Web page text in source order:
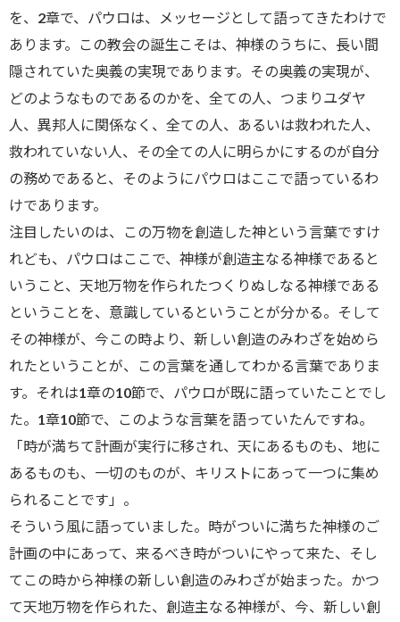
を、2章で、パウロは、メッセージとして語ってきたわけで
あります。この教会の誕生こそは、神様のうちに、長い間
隠されていた奥義の実現であります。その奥義の実現が、
どのようなものであるのかを、全ての人、つまりユダヤ
人、異邦人に関係なく、全ての人、あるいは救われた人、
救われていない人、その全ての人に明らかにするのが自分
の務めであると、そのようにパウロはここで語っているわ
けであります。
注目したいのは、この万物を創造した神という言葉ですけ
れども、パウロはここで、神様が創造主なる神様であると
いうこと、天地万物を作られたつくりぬしなる神様である
ということを、意識しているということが分かる。そして
その神様が、今この時より、新しい創造のみわざを始めら
れたということが、この言葉を通してわかる言葉でありま
す。それは1章の10節で、パウロが既に語っていたことでし
た。1章10節で、このような言葉を語っていたんですね。
「時が満ちて計画が実行に移され、天にあるものも、地に
あるものも、一切のものが、キリストにあって一つに集め
られることです」。
そういう風に語っていました。時がついに満ちた神様のご
計画の中にあって、来るべき時がついにやって来た、そし
てこの時から神様の新しい創造のみわざが始まった。かつ
て天地万物を作られた、創造主なる神様が、今、新しい創